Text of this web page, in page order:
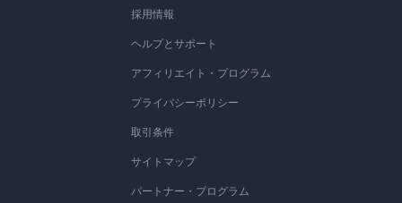
採用情報
ヘルプとサポート
アフィリエイト・プログラム
プライバシーポリシー
取引条件
サイトマップ
パートナー・プログラム